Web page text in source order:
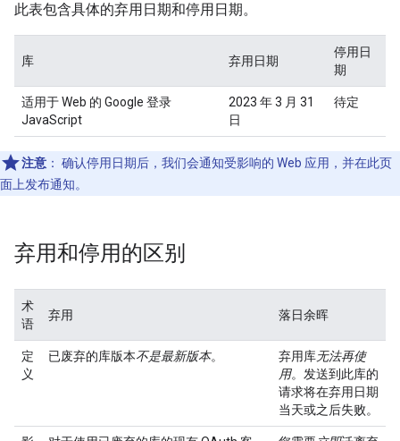
此表包含具体的弃用日期和停用日期。
库 弃用日期
停用日
期
适用于 Web 的 Google 登录
JavaScript
2023 年 3 月 31
日
待定
注意 ： 确认停用日期后，我们会通知受影响的 Web 应用，并在此页
面上发布通知。
弃用和停用的区别
术
语
弃用 落日余晖
定
义
已废弃的库版本不是最新版本。 弃用库无法再使
用。发送到此库的
请求将在弃用日期
当天或之后失败。